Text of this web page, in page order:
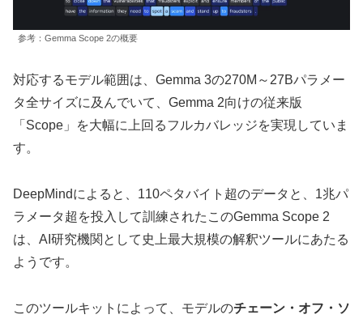
参考：Gemma Scope 2の概要
対応するモデル範囲は、Gemma 3の270M～27Bパラメー
タ全サイズに及んでいて、Gemma 2向けの従来版
「Scope」を大幅に上回るフルカバレッジを実現していま
す。
DeepMindによると、110ペタバイト超のデータと、1兆パ
ラメータ超を投入して訓練されたこのGemma Scope 2
は、AI研究機関として史上最大規模の解釈ツールにあたる
ようです。
このツールキットによって、モデルのチェーン・オフ・ソ